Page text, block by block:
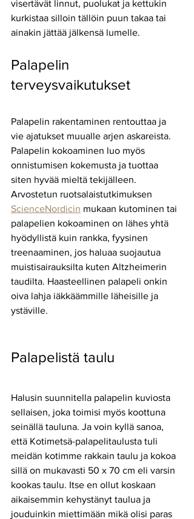
visertävät linnut, puolukat ja kettukin
kurkistaa silloin tällöin puun takaa tai
ainakin jättää jälkensä lumelle.
Palapelin
terveysvaikutukset
Palapelin rakentaminen rentouttaa ja
vie ajatukset muualle arjen askareista.
Palapelin kokoaminen luo myös
onnistumisen kokemusta ja tuottaa
siten hyvää mieltä tekijälleen.
Arvostetun ruotsalaistutkimuksen
ScienceNordicin mukaan kutominen tai
palapelien kokoaminen on lähes yhtä
hyödyllistä kuin rankka, fyysinen
treenaaminen, jos haluaa suojautua
muistisairauksilta kuten Altzheimerin
taudilta. Haasteellinen palapeli onkin
oiva lahja iäkkäämmille läheisille ja
ystäville.
Palapelistä taulu
Halusin suunnitella palapelin kuviosta
sellaisen, joka toimisi myös koottuna
seinällä tauluna. Ja voin kyllä sanoa,
että Kotimetsä-palapelitaulusta tuli
meidän kotimme rakkain taulu ja kokoa
sillä on mukavasti 50 x 70 cm eli varsin
kookas taulu. Itse en ollut koskaan
aikaisemmin kehystänyt taulua ja
jouduinkin miettimään mikä olisi paras